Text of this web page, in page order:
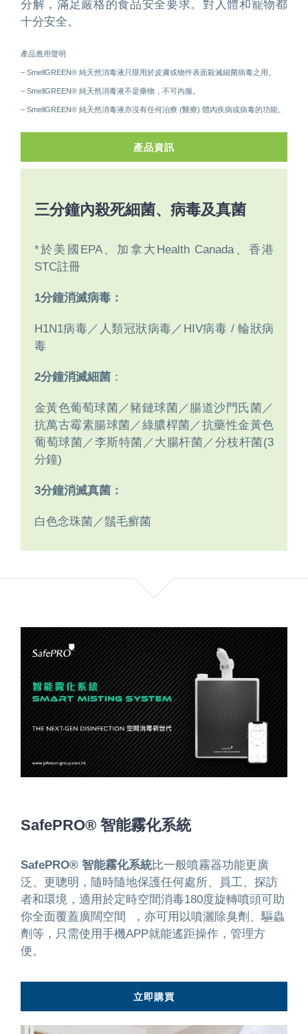
分解，滿足嚴格的食品安全要求。對人體和寵物都
十分安全。
產品應用聲明
– SmellGREEN® 純天然消毒液只限用於皮膚或物件表面殺滅細菌病毒之用。
– SmellGREEN® 純天然消毒液不是藥物，不可內服。
– SmellGREEN® 純天然消毒液亦沒有任何治療 (醫療) 體內疾病或病毒的功能。
產品資訊
三分鐘內殺死細菌、病毒及真菌
*於美國EPA、加拿大Health Canada、香港
STC註冊
1分鐘消滅病毒：
H1N1病毒／人類冠狀病毒／HIV病毒 / 輪狀病
毒
2分鐘消滅細菌 ：
金黃色葡萄球菌／豬鏈球菌／腸道沙門氏菌／
抗萬古霉素腸球菌／綠膿桿菌／抗藥性金黃色
葡萄球菌／李斯特菌／大腸杆菌／分枝杆菌(3
分鐘)
3分鐘消滅真菌：
白色念珠菌／鬚毛癬菌
SafePRO® 智能霧化系統
SafePRO® 智能霧化系統比一般噴霧器功能更廣
泛、更聰明，隨時隨地保護任何處所、員工、探訪
者和環境，適用於定時空間消毒180度旋轉噴頭可助
你全面覆蓋廣闊空間 ，亦可用以噴灑除臭劑、驅蟲
劑等，只需使用手機APP就能遙距操作，管理方
便。
立即購買